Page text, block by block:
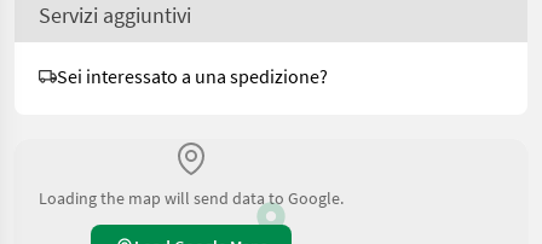
Servizi aggiuntivi
Sei interessato a una spedizione?
Loading the map will send data to Google.